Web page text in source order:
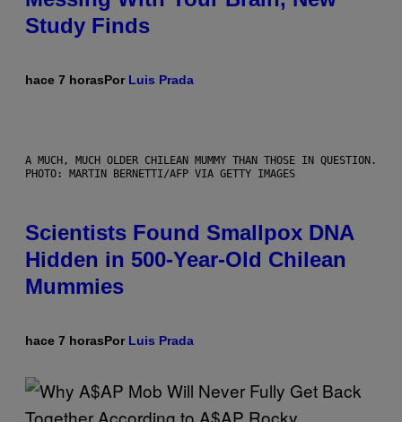
Study Finds
hace 7 horasPor Luis Prada
A MUCH, MUCH OLDER CHILEAN MUMMY THAN THOSE IN QUESTION.
PHOTO: MARTIN BERNETTI/AFP VIA GETTY IMAGES
Scientists Found Smallpox DNA
Hidden in 500-Year-Old Chilean
Mummies
hace 7 horasPor Luis Prada